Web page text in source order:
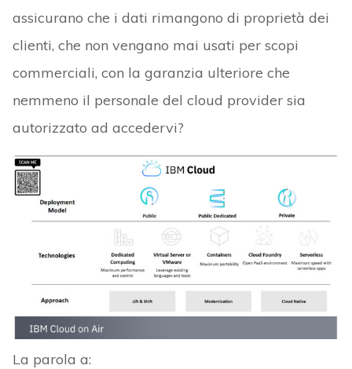
assicurano che i dati rimangono di proprietà dei
clienti, che non vengano mai usati per scopi
commerciali, con la garanzia ulteriore che
nemmeno il personale del cloud provider sia
autorizzato ad accedervi?
La parola a: